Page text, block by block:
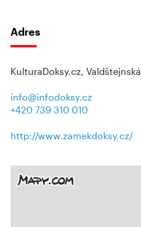
Adres
KulturaDoksy.cz,
info@infodoksy.cz
+420 739 310 010
http://www.zamekdoksy.cz/